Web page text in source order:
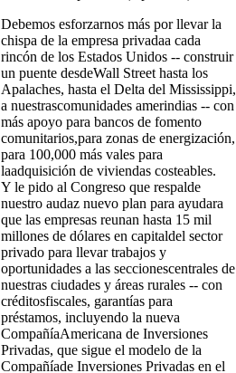
Debemos esforzarnos más por llevar la
chispa de la empresa privadaa cada
rincón de los Estados Unidos -- construir
un puente desdeWall Street hasta los
Apalaches, hasta el Delta del Mississippi,
a nuestrascomunidades amerindias -- con
más apoyo para bancos de fomento
comunitarios,para zonas de energización,
para 100,000 más vales para
laadquisición de viviendas costeables.
Y le pido al Congreso que respalde
nuestro audaz nuevo plan para ayudara
que las empresas reunan hasta 15 mil
millones de dólares en capitaldel sector
privado para llevar trabajos y
oportunidades a las seccionescentrales de
nuestras ciudades y áreas rurales -- con
créditosfiscales, garantías para
préstamos, incluyendo la nueva
CompañíaAmericana de Inversiones
Privadas, que sigue el modelo de la
Compañíade Inversiones Privadas en el